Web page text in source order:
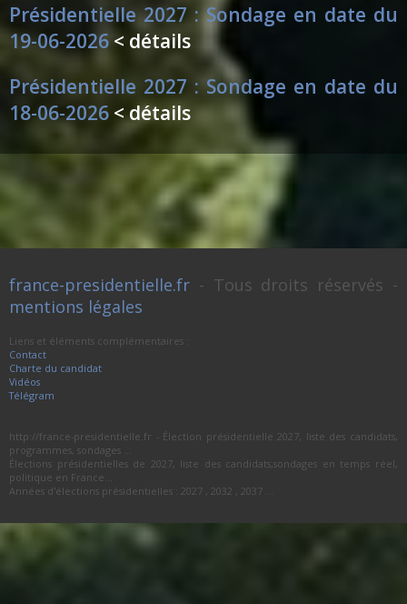
Présidentielle 2027 : Sondage en date du
19-06-2026 < détails
Présidentielle 2027 : Sondage en date du
18-06-2026 < détails
france-presidentielle.fr - Tous droits réservés -
mentions légales
Liens et éléments complémentaires :
Contact
Charte du candidat
Vidéos
Télégram
http://france-presidentielle.fr - Élection présidentielle 2027, liste des candidats,
programmes, sondages ...
Élections présidentielles de 2027, liste des candidats,sondages en temps réel,
politique en France...
Années d'élections présidentielles : 2027 , 2032 , 2037 ...